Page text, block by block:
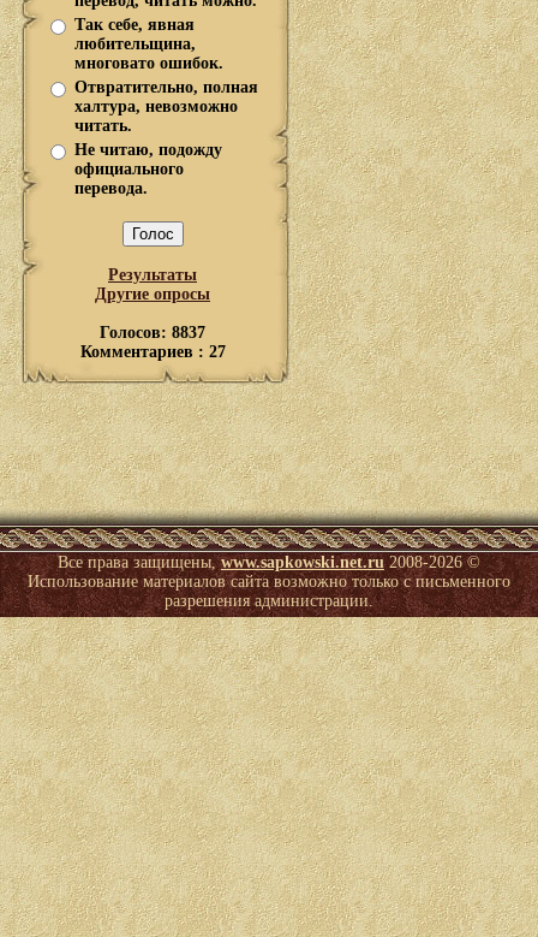
Так себе, явная
любительщина,
многовато ошибок.
Отвратительно, полная
халтура, невозможно
читать.
Не читаю, подожду
официального
перевода.
Результаты
Другие опросы
Голосов: 8837
Комментариев : 27
Все права защищены,www.sapkowski.net.ru2008-2026 ©
Использование материалов сайта возможно только с письменного
разрешения администрации.